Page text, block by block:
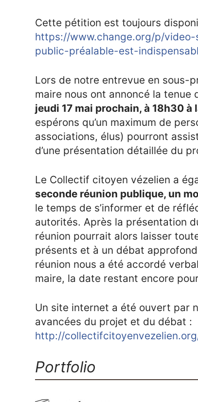
Cette pétition est toujours
https://www.change.org/p/
public-préalable-est-
Lors de notre entrevue en sous-
maire nous ont annoncé la tenue
jeudi 17 mai prochain, à 18h30
espérons qu’un maximum de
associations, élus) pourront
d’une présentation détaillée du
Le Collectif citoyen vézelien a
seconde réunion publique, un
le temps de s’informer et de
autorités. Après la présentation
réunion pourrait alors laisser
présents et à un débat
réunion nous a été accordé
maire, la date restant encore
Un site internet a été ouvert par
avancées du projet et du débat :
http://
Portfolio